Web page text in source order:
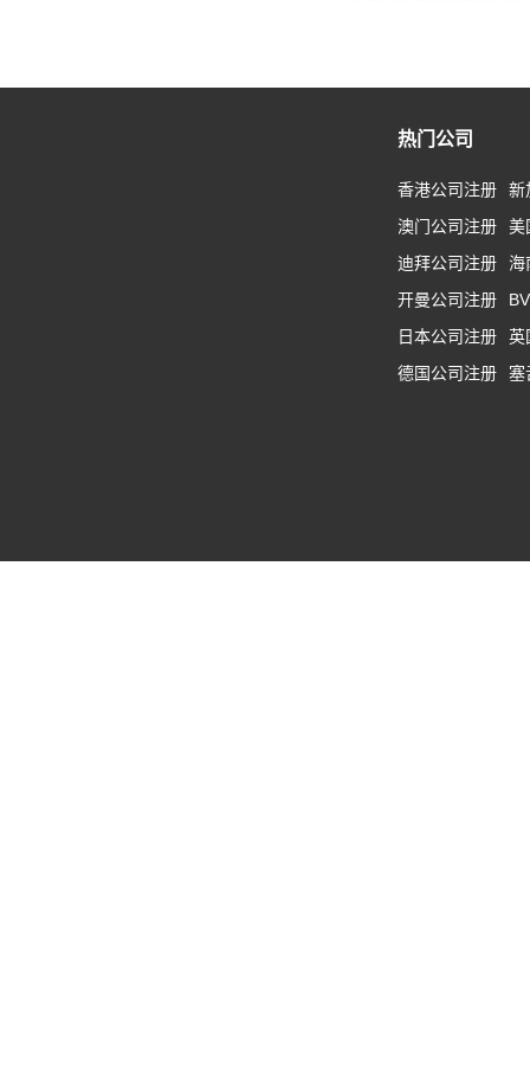
热门公司
香港公司注册
新
澳门公司注册
美
迪拜公司注册
海
开曼公司注册
日本公司注册
英
德国公司注册
塞